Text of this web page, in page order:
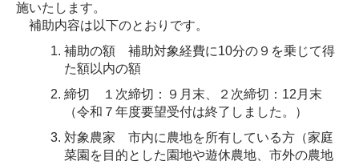
施いたします。
補助内容は以下のとおりです。
補助の額 補助対象経費に10分の９を乗じて得
た額以内の額
締切 １次締切：９月末、２次締切：12月末
（令和７年度要望受付は終了しました。）
対象農家 市内に農地を所有している方（家庭
菜園を目的とした園地や遊休農地、市外の農地